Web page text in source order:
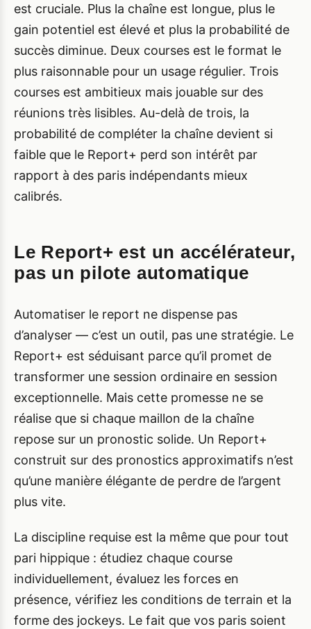
est cruciale. Plus la chaîne est longue, plus le
gain potentiel est élevé et plus la probabilité de
succès diminue. Deux courses est le format le
plus raisonnable pour un usage régulier. Trois
courses est ambitieux mais jouable sur des
réunions très lisibles. Au-delà de trois, la
probabilité de compléter la chaîne devient si
faible que le Report+ perd son intérêt par
rapport à des paris indépendants mieux
calibrés.
Le Report+ est un accélérateur,
pas un pilote automatique
Automatiser le report ne dispense pas
d’analyser — c’est un outil, pas une stratégie. Le
Report+ est séduisant parce qu’il promet de
transformer une session ordinaire en session
exceptionnelle. Mais cette promesse ne se
réalise que si chaque maillon de la chaîne
repose sur un pronostic solide. Un Report+
construit sur des pronostics approximatifs n’est
qu’une manière élégante de perdre de l’argent
plus vite.
La discipline requise est la même que pour tout
pari hippique : étudiez chaque course
individuellement, évaluez les forces en
présence, vérifiez les conditions de terrain et la
forme des jockeys. Le fait que vos paris soient